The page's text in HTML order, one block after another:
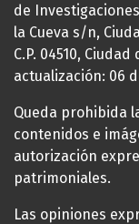
de
la Cueva s/n,
C.P. 04510,
actualización: 06
Queda prohibida
contenidos e
autorización
patrimoniales.
Las opiniones